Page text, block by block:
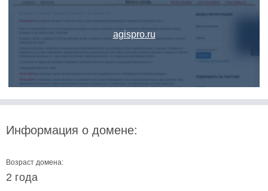
agispro.ru
Информация о домене:
Возраст домена:
2 года